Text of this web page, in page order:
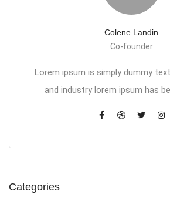
Colene Landin
Co-founder
Lorem ipsum is simply dummy
and industry lorem ipsum has
Categories